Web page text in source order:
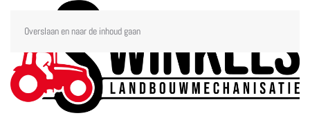
Overslaan en naar de inhoud gaan